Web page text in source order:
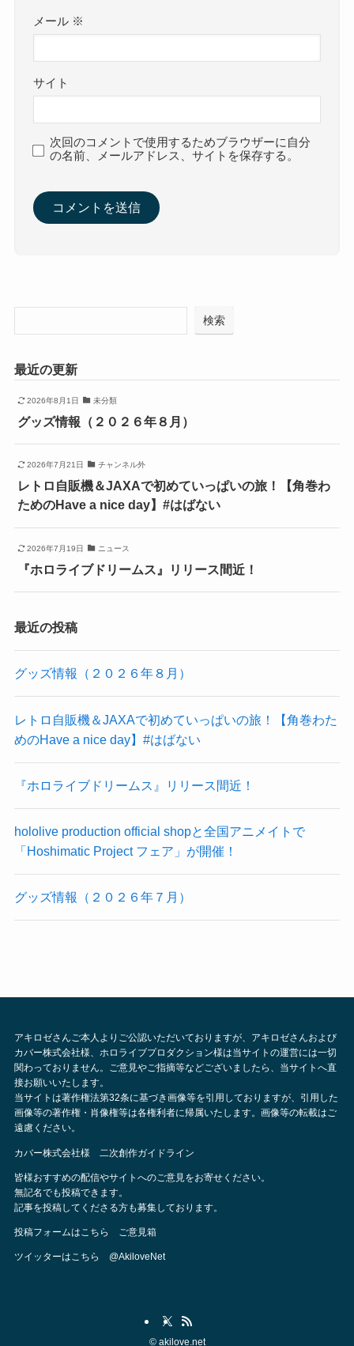
メール ※
サイト
次回のコメントで使用するためブラウザーに自分
の名前、メールアドレス、サイトを保存する。
検索
最近の更新
2026年8月1日 未分類
グッズ情報（２０２６年８月）
2026年7月21日 チャンネル外
レトロ自販機＆JAXAで初めていっぱいの旅！【角巻わ
ためのHave a nice day】#はばない
2026年7月19日 ニュース
『ホロライブドリームス』リリース間近！
最近の投稿
グッズ情報（２０２６年８月）
レトロ自販機＆JAXAで初めていっぱいの旅！【角巻わた
めのHave a nice day】#はばない
『ホロライブドリームス』リリース間近！
hololive production official shopと全国アニメイトで
「Hoshimatic Project フェア」が開催！
グッズ情報（２０２６年７月）
アキロゼさんご本人よりご公認いただいておりますが、アキロゼさんおよび
カバー株式会社様、ホロライブプロダクション様は当サイトの運営には一切
関わっておりません。ご意見やご指摘等などございましたら、当サイトへ直
接お願いいたします。
当サイトは著作権法第32条に基づき画像等を引用しておりますが、引用した
画像等の著作権・肖像権等は各権利者に帰属いたします。画像等の転載はご
遠慮ください。
カバー株式会社様 二次創作ガイドライン
皆様おすすめの配信やサイトへのご意見をお寄せください。
無記名でも投稿できます。
記事を投稿してくださる方も募集しております。
投稿フォームはこちら ご意見箱
ツイッターはこちら @AkiloveNet
©akilove.net